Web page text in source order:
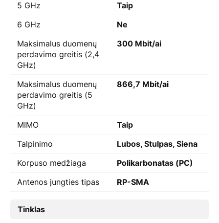
5 GHz
Taip
6 GHz
Ne
Maksimalus duomenų
perdavimo greitis (2,4
GHz)
300 Mbit/ai
Maksimalus duomenų
perdavimo greitis (5
GHz)
866,7 Mbit/ai
MIMO
Taip
Talpinimo
Lubos, Stulpas, Siena
Korpuso medžiaga
Polikarbonatas (PC)
Antenos jungties tipas
RP-SMA
Tinklas